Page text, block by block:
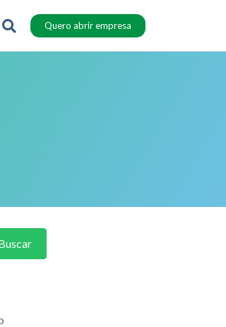
Quero abrir empresa